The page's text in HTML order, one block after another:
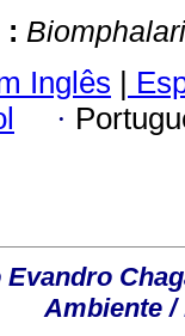
:
Inglês |
·
Ambiente /